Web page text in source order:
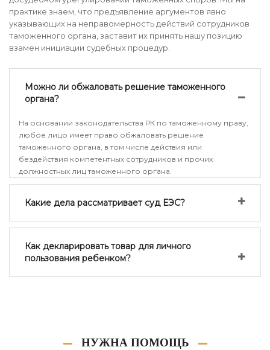
практике знаем, что предъявление аргументов явно
указывающих на неправомерность действий сотрудников
таможенного органа, заставит их принять нашу позицию
взамен инициации судебных процедур.
Можно ли обжаловать решение таможенного
органа?
На основании законодательства РК по таможенному праву,
любое лицо имеет право обжаловать решение
таможенного органа, в том числе действия или
бездействия компетентных сотрудников и прочих
должностных лиц таможенного органа.
Какие дела рассматривает суд ЕЭС?
Как декларировать товар для личного
пользования ребенком?
НУЖНА ПОМОЩЬ